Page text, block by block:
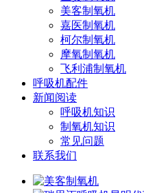
美客制氧机
嘉医制氧机
柯尔制氧机
摩氧制氧机
飞利浦制氧机
呼吸机配件
新闻阅读
呼吸机知识
制氧机知识
常见问题
联系我们